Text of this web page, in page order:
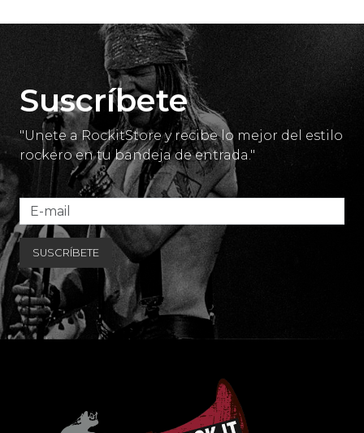
Suscríbete
"Unete a RockitStore y recibe lo mejor del estilo
rockero en tu bandeja de entrada."